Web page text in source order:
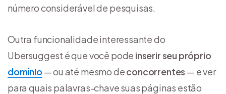
número considerável de pesquisas.
Outra funcionalidade interessante do
Ubersuggest é que você pode inserir seu próprio
domínio — ou até mesmo deconcorrentes — e ver
para quais palavras-chave suas páginas estão